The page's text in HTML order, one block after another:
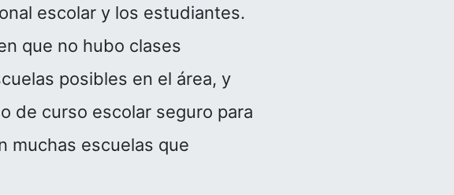
escolar y los estudiantes.
que no hubo clases
posibles en el área, y
de curso escolar seguro para
muchas escuelas que